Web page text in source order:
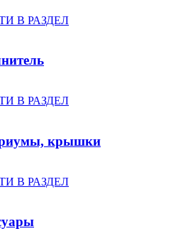
В РАЗДЕЛ
В РАЗДЕЛ
крышки
В РАЗДЕЛ